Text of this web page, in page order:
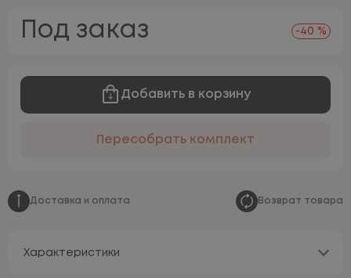
Под заказ -40 %
Добавить в корзину
Пересобрать комплект
Доставка и оплата Возврат товара
Характеристики